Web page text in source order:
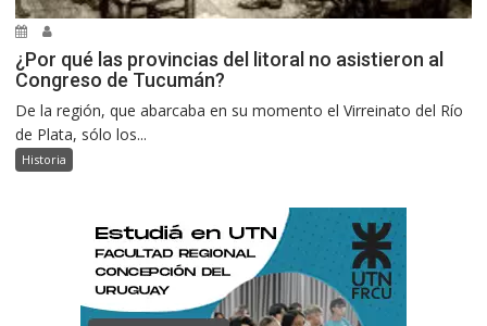
¿Por qué las provincias del litoral no asistieron al
Congreso de Tucumán?
De la región, que abarcaba en su momento el Virreinato del Río
de Plata, sólo los...
Historia